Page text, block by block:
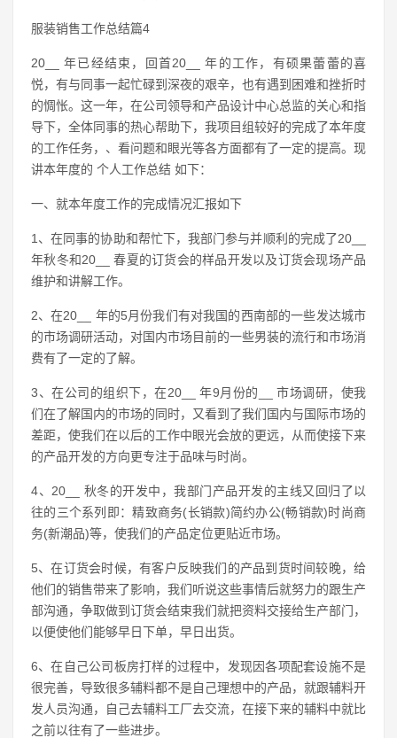
服装销售工作总结篇4
20__ 年已经结束，回首20__ 年的工作，有硕果蕾蕾的喜
悦，有与同事一起忙碌到深夜的艰辛，也有遇到困难和挫折时
的惆怅。这一年，在公司领导和产品设计中心总监的关心和指
导下，全体同事的热心帮助下，我项目组较好的完成了本年度
的工作任务，、看问题和眼光等各方面都有了一定的提高。现
讲本年度的 个人工作总结 如下：
一、就本年度工作的完成情况汇报如下
1、在同事的协助和帮忙下，我部门参与并顺利的完成了20__
年秋冬和20__ 春夏的订货会的样品开发以及订货会现场产品
维护和讲解工作。
2、在20__ 年的5月份我们有对我国的西南部的一些发达城市
的市场调研活动，对国内市场目前的一些男装的流行和市场消
费有了一定的了解。
3、在公司的组织下，在20__ 年9月份的__ 市场调研，使我
们在了解国内的市场的同时，又看到了我们国内与国际市场的
差距，使我们在以后的工作中眼光会放的更远，从而使接下来
的产品开发的方向更专注于品味与时尚。
4、20__ 秋冬的开发中，我部门产品开发的主线又回归了以
往的三个系列即：精致商务(长销款)简约办公(畅销款)时尚商
务(新潮品)等，使我们的产品定位更贴近市场。
5、在订货会时候，有客户反映我们的产品到货时间较晚，给
他们的销售带来了影响，我们听说这些事情后就努力的跟生产
部沟通，争取做到订货会结束我们就把资料交接给生产部门，
以便使他们能够早日下单，早日出货。
6、在自己公司板房打样的过程中，发现因各项配套设施不是
很完善，导致很多辅料都不是自己理想中的产品，就跟辅料开
发人员沟通，自己去辅料工厂去交流，在接下来的辅料中就比
之前以往有了一些进步。